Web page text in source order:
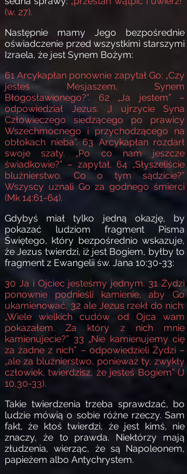
(w. 27).
Następnie mamy Jego bezpośrednie
oświadczenie przed wszystkimi starszymi
Izraela, że jest Synem Bożym:
61 Arcykapłan ponownie zapytał Go: „Czy
jesteś Mesjaszem, Synem
Błogosławionego?”. 62„Ja jestem” –
odpowiedział Jezus. „I ujrzycie Syna
Człowieczego siedzącego po prawicy
Wszechmocnego i przychodzącego na
obłokach nieba”.63 Arcykapłan rozdarł
swoje szaty. „Po co nam jeszcze
świadkowie?” – zapytał. 64„Słyszeliście
bluźnierstwo. Co o tym sądzicie?”
Wszyscy uznali Go za godnego śmierci
(Mk 14:61-64).
Gdybyś miał tylko jedną okazję, by
pokazać ludziom fragment Pisma
Świętego, który bezpośrednio wskazuje,
że Jezus twierdzi, iż jest Bogiem, byłby to
fragment z Ewangelii św. Jana 10:30-33:
30 Ja i Ojciec jesteśmy jednym. 31 Żydzi
ponownie podnieśli kamienie, aby Go
ukamienować, 32ale Jezus rzekł do nich:
„Wiele wielkich cudów od Ojca wam
pokazałem. Za który z nich mnie
kamienujecie?” 33 „Nie kamienujemy cię
za żadne z nich” – odpowiedzieli Żydzi –
„ale za bluźnierstwo, ponieważ ty, zwykły
człowiek, twierdzisz, że jesteś Bogiem” (J
10,30-33).
Takie twierdzenia trzeba sprawdzać, bo
ludzie mówią o sobie różne rzeczy. Sam
fakt, że ktoś twierdzi, że jest kimś, nie
znaczy, że to prawda. Niektórzy mają
złudzenia, wierząc, że są Napoleonem,
papieżem albo Antychrystem.